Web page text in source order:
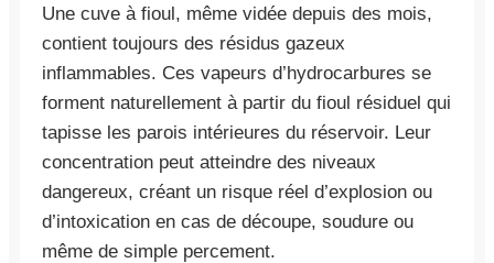
Une cuve à fioul, même vidée depuis des mois,
contient toujours des résidus gazeux
inflammables. Ces vapeurs d’hydrocarbures se
forment naturellement à partir du fioul résiduel qui
tapisse les parois intérieures du réservoir. Leur
concentration peut atteindre des niveaux
dangereux, créant un risque réel d’explosion ou
d’intoxication en cas de découpe, soudure ou
même de simple percement.